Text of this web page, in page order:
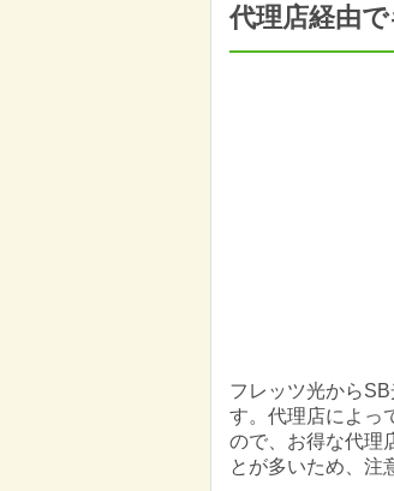
代理店経由
フレッツ光から
す。代理店によっ
ので、お得な代理
とが多いため、注